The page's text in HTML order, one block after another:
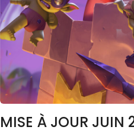
MISE À JOUR JUIN